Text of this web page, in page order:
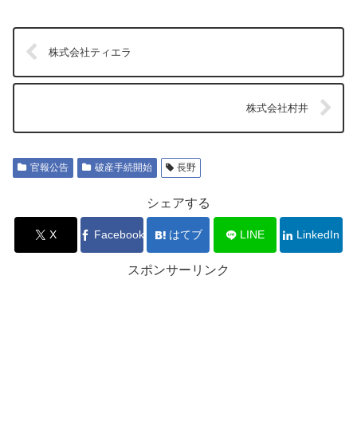
株式会社ティエラ
株式会社村井
官報公告 破産手続開始 長野
シェアする
X Facebook はてブ LINE LinkedIn
スポンサーリンク